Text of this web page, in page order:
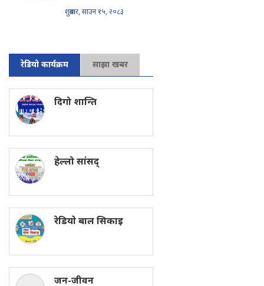
शुक्रबार, साउन १५, २०८३
रेडियो कार्यक्रम साझा खबर
दिगो शान्ति
हेल्लो सांसद्
रेडियाे बाल सिकाइ
जन-जीवन